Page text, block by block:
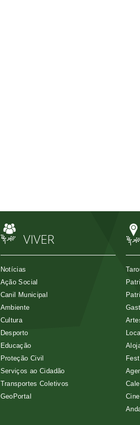
VIVER
Notícias
Ação Social
Canil Municipal
Ambiente
Cultura
Desporto
Educação
Proteção Civil
Serviços ao Cidadão
Transportes Coletivos
GeoPortal